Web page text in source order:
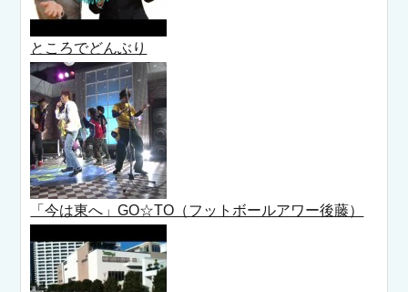
ところでどんぶり
「今は東へ」GO☆TO（フットボールアワー後藤）